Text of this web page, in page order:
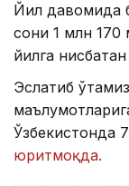
Йил давомида
сони 1 млн 170
йилга
Эслатиб
Ўзбекистонда
юритмоқда.